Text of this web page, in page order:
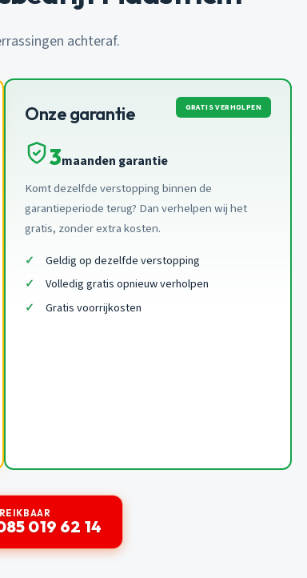
achteraf.
Onze garantie GRATIS VERHOLPEN
3maanden garantie
Komt dezelfde verstopping binnen de
garantieperiode terug? Dan verhelpen wij het
gratis, zonder extra kosten.
Geldig op dezelfde verstopping
Volledig gratis opnieuw verholpen
Gratis voorrijkosten
019 62 14